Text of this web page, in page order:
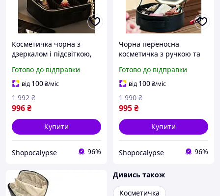
Косметичка чорна з
дзеркалом і підсвіткою,
сумка для прикрас і
косметики
Готово до відправки
від 100₴/міс
996₴
1 992 ₴
Купити
Shopocalypse 96%
Чорна переносна
косметичка з ручкою та
органайзер для
подорожей
Готово до відправки
від 100₴/міс
995₴
1 990 ₴
Купити
Shopocalypse 96%
Дивись також
Косметичка